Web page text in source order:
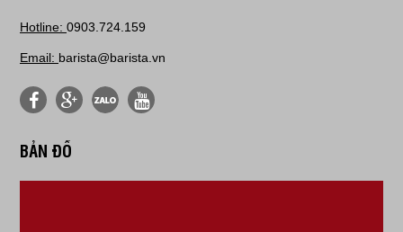
Hotline: 0903.724.159
Email: barista@barista.vn
BẢN ĐỒ